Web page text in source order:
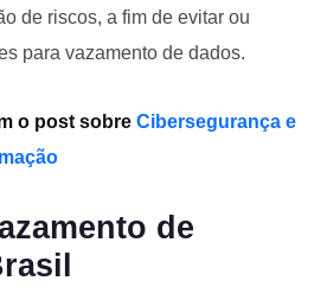
de riscos, a fim de evitar ou
para vazamento de dados.
o post sobre Cibersegurança e
de